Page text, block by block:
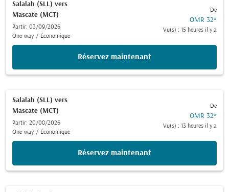
Salalah (SLL) vers
Mascate (MCT)
Partir: 03/09/2026
One-way / Économique
De
OMR 32*
Vu(s) : 15 heures il y a
Réservez maintenant
Salalah (SLL) vers
Mascate (MCT)
Partir: 20/08/2026
One-way / Économique
De
OMR 32*
Vu(s) : 13 heures il y a
Réservez maintenant